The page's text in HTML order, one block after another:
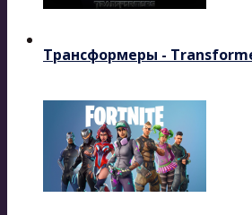
Трансформеры -